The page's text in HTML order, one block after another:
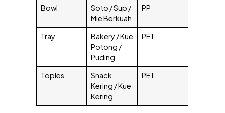
Bowl
Soto / Sup /
Mie Berkuah
PP
Tray
Bakery / Kue
Potong /
Puding
PET
Toples
Snack
Kering / Kue
Kering
PET